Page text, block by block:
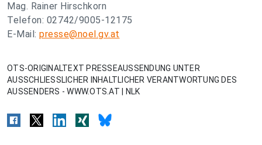
Mag. Rainer Hirschkorn
Telefon: 02742/9005-12175
E-Mail: presse@noel.gv.at
OTS-ORIGINALTEXT PRESSEAUSSENDUNG UNTER
AUSSCHLIESSLICHER INHALTLICHER VERANTWORTUNG DES
AUSSENDERS - WWW.OTS.AT | NLK